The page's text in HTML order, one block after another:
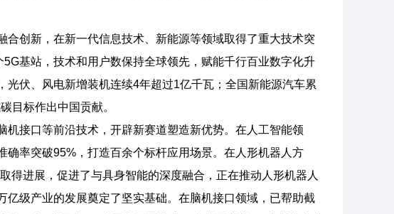
创新，在新一代信息技术、新能源等领域取得了重大技术突
基站，技术和用户数保持全球领先，赋能千行百业数字化升
伏、风电新增装机连续4年超过1亿千瓦；全国新能源汽车累
目标作出中国贡献。
接口等前沿技术，开辟新赛道塑造新优势。在人工智能领
率突破95%，打造百余个标杆应用场景。在人形机器人方
得进展，促进了与具身智能的深度融合，正在推动人形机器人
级产业的发展奠定了坚实基础。在脑机接口领域，已帮助截